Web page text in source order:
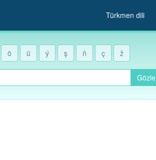
Türkmen dili
ö ü ý ş ň ç ž
Gözle